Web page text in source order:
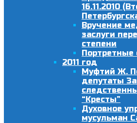
16.11.2010
Вручение
заслуги
степени
Портретные
2011 год
Муфтий Ж.
депутаты
“Кресты”
Духовное
мусульман